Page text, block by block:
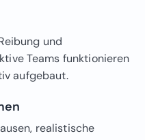
und
Teams funktionieren
aufgebaut.
realistische